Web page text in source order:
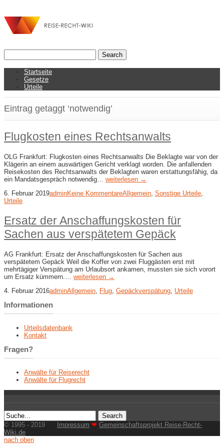
Startseite
Gesetze
Urteile
Eintrag getaggt ‘notwendig’
Flugkosten eines Rechtsanwalts
OLG Frankfurt: Flugkosten eines Rechtsanwalts Die Beklagte war von der
Klägerin an einem auswärtigen Gericht verklagt worden. Die anfallenden
Reisekosten des Rechtsanwalts der Beklagten waren erstattungsfähig, da
ein Mandatsgespräch notwendig… weiterlesen →
6. Februar 2019adminKeine KommentareAllgemein, Sonstige Urteile,
Urteile
Ersatz der Anschaffungskosten für
Sachen aus verspätetem Gepäck
AG Frankfurt: Ersatz der Anschaffungskosten für Sachen aus
verspätetem Gepäck Weil die Koffer von zwei Fluggästen erst mit
mehrtägiger Verspätung am Urlaubsort ankamen, mussten sie sich vorort
um Ersatz kümmern.… weiterlesen →
4. Februar 2016adminAllgemein, Flug, Gepäckverspätung, Urteile
Informationen
Urteilsdatenbank
Kontakt
Fragen?
Anwälte für Reiserecht
Anwälte für Flugrecht
© 1995 - 2019 Impressum ❤ Gemeinschaftsprojekt Reise-Recht-
Wiki.de
nach oben